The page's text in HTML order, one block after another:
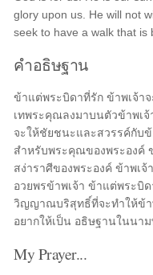
glory upon us. He will not
seek to have a walk that is
คำอธิษฐาน
ข้าแต่พระบิดาที่รัก ข้าพเจ้า
เทพระคุณลงมาบนตัวข้าพเ
จะให้ชัยชนะและสวรรค์กับข้
สำหรับพระคุณของพระองค์
สง่าราศีของพระองค์ ข้าพเ
อวยพรข้าพเจ้า ข้าแต่พระบิ
วิญญาณบริสุทธิ์ที่จะทำให้ข้า
อยากให้เป็น อธิษฐานในนาม
My Prayer...